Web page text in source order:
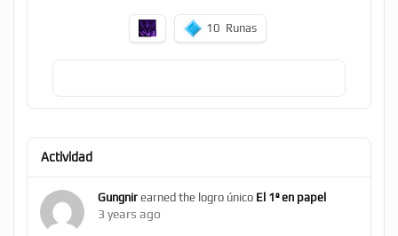
10 Runas
Actividad
Gungnir earned the logro único El 1º en papel
3 years ago